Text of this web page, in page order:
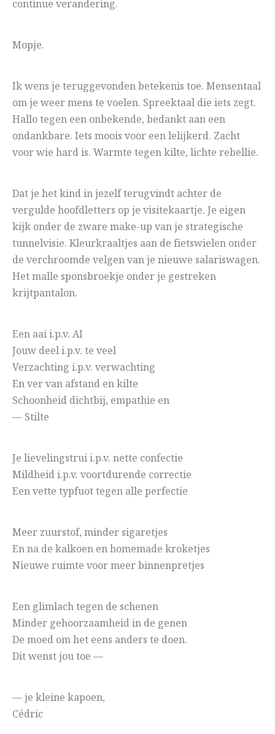
continue verandering.
Mopje.
Ik wens je teruggevonden betekenis toe. Mensentaal
om je weer mens te voelen. Spreektaal die iets zegt.
Hallo tegen een onbekende, bedankt aan een
ondankbare. Iets moois voor een lelijkerd. Zacht
voor wie hard is. Warmte tegen kilte, lichte rebellie.
Dat je het kind in jezelf terugvindt achter de
vergulde hoofdletters op je visitekaartje. Je eigen
kijk onder de zware make-up van je strategische
tunnelvisie. Kleurkraaltjes aan de fietswielen onder
de verchroomde velgen van je nieuwe salariswagen.
Het malle sponsbroekje onder je gestreken
krijtpantalon.
Een aai i.p.v. AI
Jouw deel i.p.v. te veel
Verzachting i.p.v. verwachting
En ver van afstand en kilte
Schoonheid dichtbij, empathie en
— Stilte
Je lievelingstrui i.p.v. nette confectie
Mildheid i.p.v. voortdurende correctie
Een vette typfuot tegen alle perfectie
Meer zuurstof, minder sigaretjes
En na de kalkoen en homemade kroketjes
Nieuwe ruimte voor meer binnenpretjes
Een glimlach tegen de schenen
Minder gehoorzaamheid in de genen
De moed om het eens anders te doen.
Dit wenst jou toe —
— je kleine kapoen,
Cédric